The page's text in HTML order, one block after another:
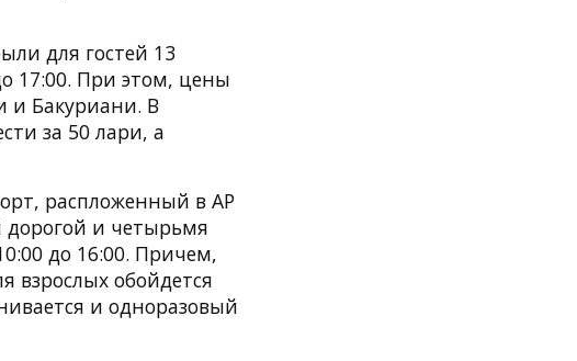
для гостей 13
17:00. При этом, цены
и Бакуриани. В
за 50 лари, а
распложенный в АР
дорогой и четырьмя
до 16:00. Причем,
взрослых обойдется
и одноразовый